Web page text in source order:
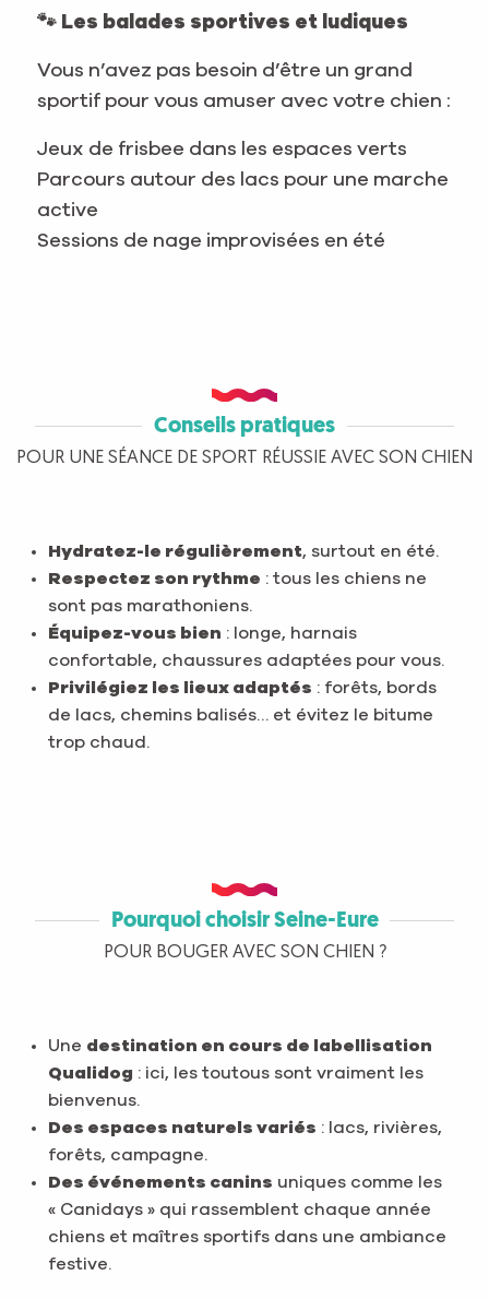
🐾 Les balades sportives et ludiques
Vous n’avez pas besoin d’être un grand
sportif pour vous amuser avec votre chien :
Jeux de frisbee dans les espaces verts
Parcours autour des lacs pour une marche
active
Sessions de nage improvisées en été
Conseils pratiques
POUR UNE SÉANCE DE SPORT RÉUSSIE AVEC SON CHIEN
Hydratez-le régulièrement, surtout en été.
Respectez son rythme : tous les chiens ne
sont pas marathoniens.
Équipez-vous bien : longe, harnais
confortable, chaussures adaptées pour vous.
Privilégiez les lieux adaptés : forêts, bords
de lacs, chemins balisés… et évitez le bitume
trop chaud.
Pourquoi choisir Seine-Eure
POUR BOUGER AVEC SON CHIEN ?
Une destination en cours de labellisation
Qualidog : ici, les toutous sont vraiment les
bienvenus.
Des espaces naturels variés : lacs, rivières,
forêts, campagne.
Des événements canins uniques comme les
« Canidays » qui rassemblent chaque année
chiens et maîtres sportifs dans une ambiance
festive.